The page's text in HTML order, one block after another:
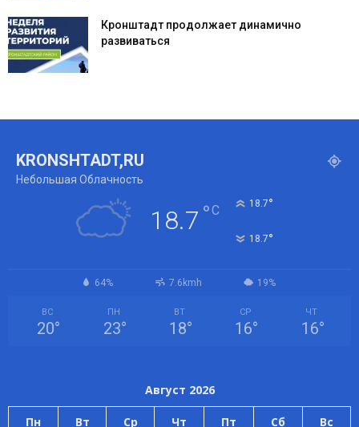
Кронштадт продолжает динамично
развиваться
KRONSHTADT,RU
Небольшая Облачность
18.7 °C 18.7°
18.7°
64% 7.6kmh 19%
ВС
20°
ПН
23°
ВТ
18°
СР
16°
ЧТ
16°
Август 2026
Пн Вт Ср Чт Пт Сб Вс